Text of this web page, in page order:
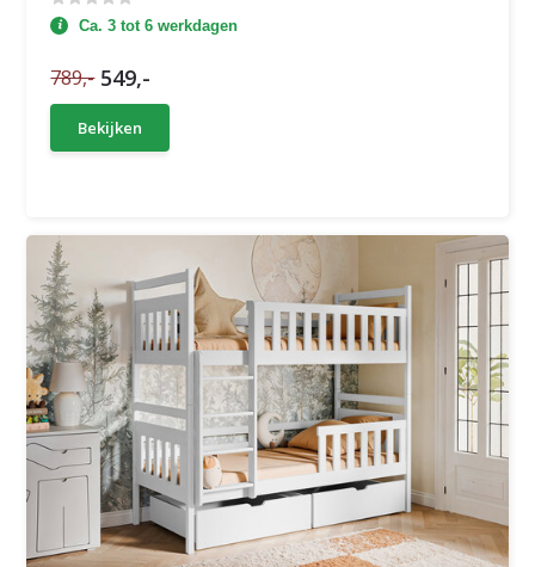
Ca. 3 tot 6 werkdagen
789,- 549,-
Bekijken